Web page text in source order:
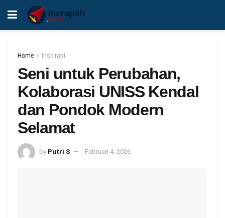
Home Inspirasi
Seni untuk Perubahan,
Kolaborasi UNISS Kendal
dan Pondok Modern
Selamat
by Putri S Februari 4, 2026